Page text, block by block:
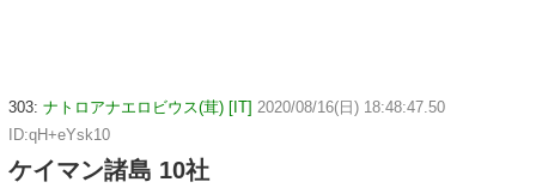
303: ナトロアナエロビウス(茸) [IT] 2020/08/16(日) 18:48:47.50
ID:qH+eYsk10
ケイマン諸島 10社